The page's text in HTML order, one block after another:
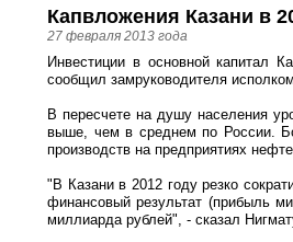
Капвложения Казани в
27 февраля 2013 года
Инвестиции в основной капитал
сообщил замруководителя
В пересчете на душу населения
выше, чем в среднем по России.
производств на предприятиях
"В Казани в 2012 году резко
финансовый результат (прибыль
миллиарда рублей", - сказал